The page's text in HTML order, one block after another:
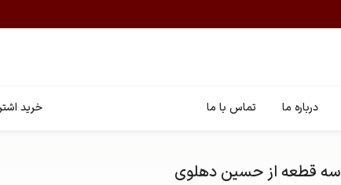
درباره ما تماس با ما خرید
سه قطعه از حسین دهلوی